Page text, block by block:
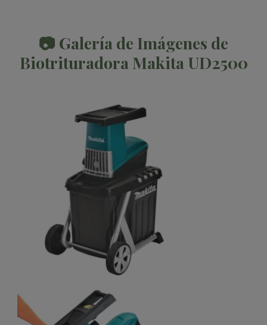
📷 Galería de Imágenes de
Biotrituradora Makita UD2500